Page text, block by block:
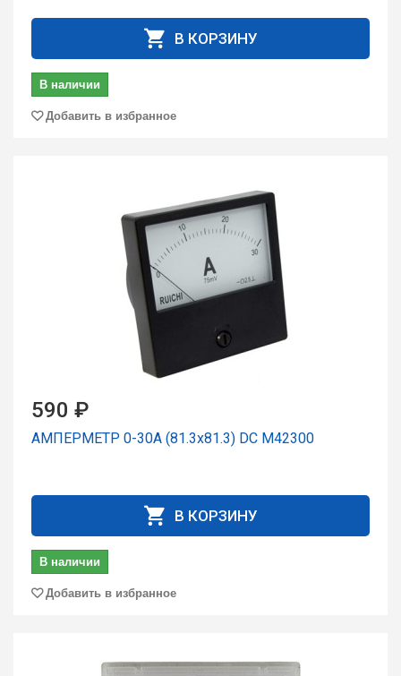
В КОРЗИНУ
В наличии
Добавить в избранное
590 ₽
АМПЕРМЕТР 0-30А (81.3х81.3) DC М42300
В КОРЗИНУ
В наличии
Добавить в избранное